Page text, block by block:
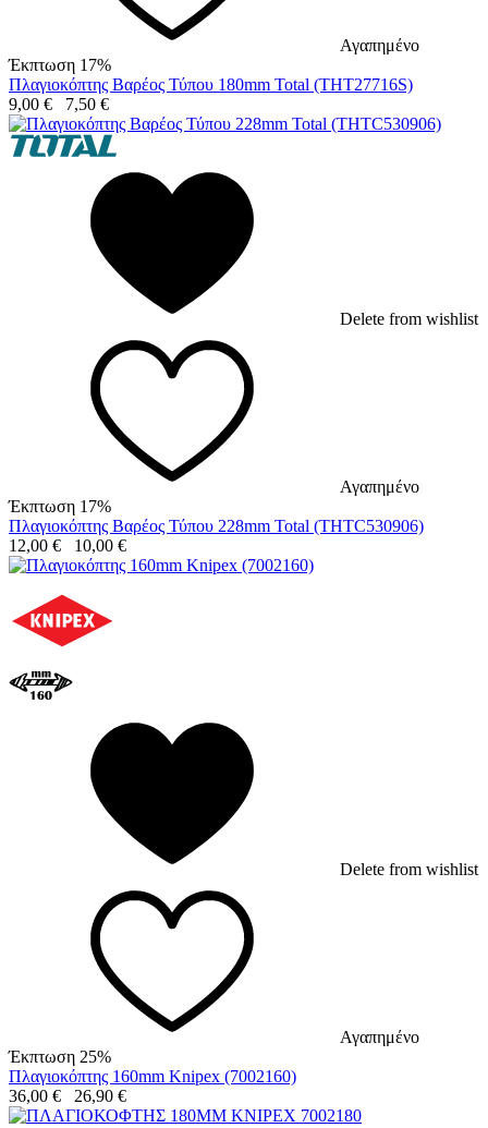
Αγαπημένο
Έκπτωση 17%
Πλαγιοκόπτης Βαρέος Τύπου 180mm Total (THT27716S)
9,00 € 7,50 €
Delete from wishlist
Αγαπημένο
Έκπτωση 17%
Πλαγιοκόπτης Βαρέος Τύπου 228mm Total (THTC530906)
12,00 € 10,00 €
Delete from wishlist
Αγαπημένο
Έκπτωση 25%
Πλαγιοκόπτης 160mm Knipex (7002160)
36,00 € 26,90 €